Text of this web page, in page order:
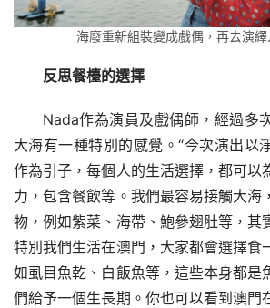
海廢重新組裝變成戲偶，再去演繹
反思餐檯的選擇
Nada作為演員及戲偶師，經過多
大海有一種特別的感覺。“今次演出以
作為引子，每個人的生活選擇，都可以
力，包含餐飲等。我們最容易接觸大海
物，例如紫菜、海帶、鮑參翅肚等，其
特別我們生活在澳門，大家都會選擇食
如虱目魚乾、白飯魚等，這些本身都是
們給予一個生長期。你也可以看到澳門